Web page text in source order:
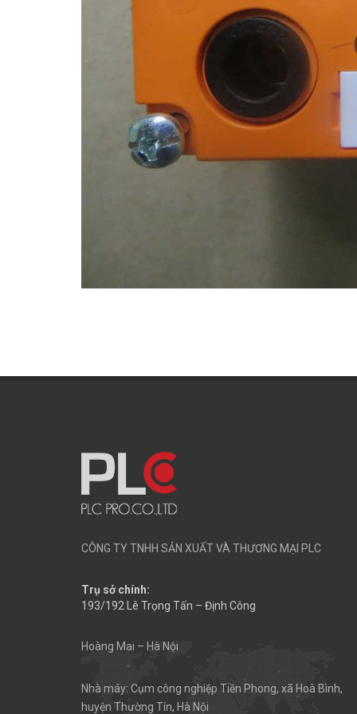
CÔNG TY TNHH SẢN XUẤT VÀ THƯƠNG MẠI PLC
Trụ sở chính:
193/192 Lê Trọng Tấn – Định Công
Hoàng Mai – Hà Nội
Nhà máy: Cụm công nghiệp Tiền Phong, xã Hoà Bình,
huyện Thường Tín, Hà Nội